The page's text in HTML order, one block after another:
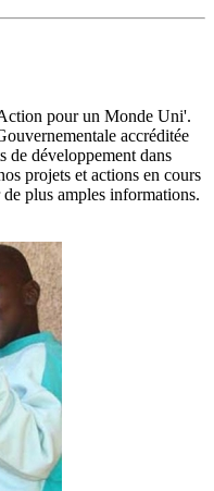
pour un Monde Uni'.
accréditée
de développement dans
projets et actions en cours
de plus amples informations.